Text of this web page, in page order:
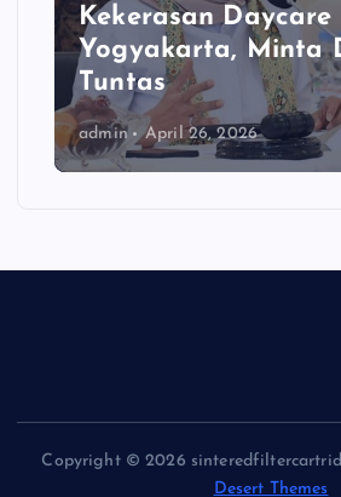
Kekerasan Daycare
Yogyakarta, Minta
Tuntas
admin April 26, 2026
Copyright © 2026
Desert Themes